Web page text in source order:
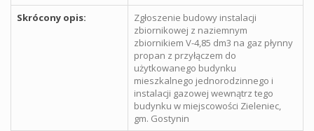
Skrócony opis:
Zgłoszenie budowy instalacji
zbiornikowej z naziemnym
zbiornikiem V-4,85 dm3 na gaz płynny
propan z przyłączem do
użytkowanego budynku
mieszkalnego jednorodzinnego i
instalacji gazowej wewnątrz tego
budynku w miejscowości Zieleniec,
gm. Gostynin